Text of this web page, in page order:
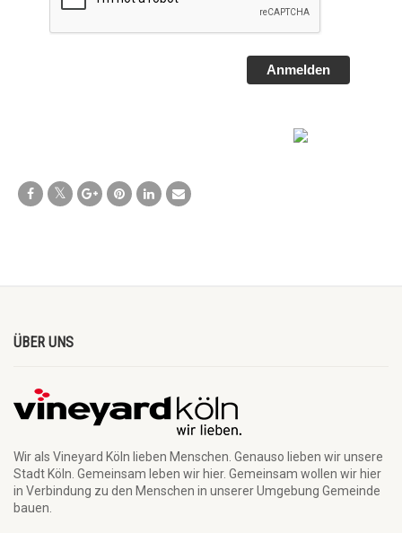
Anmelden
ÜBER UNS
Wir als Vineyard Köln lieben Menschen. Genauso lieben wir unsere
Stadt Köln. Gemeinsam leben wir hier. Gemeinsam wollen wir hier
in Verbindung zu den Menschen in unserer Umgebung Gemeinde
bauen.